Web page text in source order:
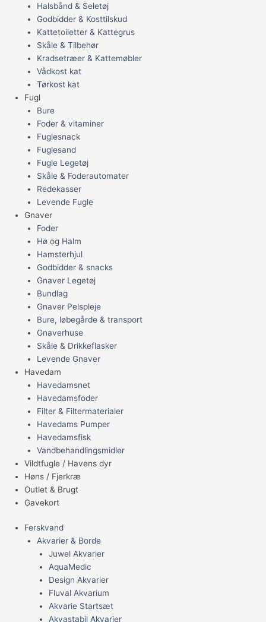
Halsbånd & Seletøj
Godbidder & Kosttilskud
Kattetoiletter & Kattegrus
Skåle & Tilbehør
Kradsetræer & Kattemøbler
Vådkost kat
Tørkost kat
Fugl
Bure
Foder & vitaminer
Fuglesnack
Fuglesand
Fugle Legetøj
Skåle & Foderautomater
Redekasser
Levende Fugle
Gnaver
Foder
Hø og Halm
Hamsterhjul
Godbidder & snacks
Gnaver Legetøj
Bundlag
Gnaver Pelspleje
Bure, løbegårde & transport
Gnaverhuse
Skåle & Drikkeflasker
Levende Gnaver
Havedam
Havedamsnet
Havedamsfoder
Filter & Filtermaterialer
Havedams Pumper
Havedamsfisk
Vandbehandlingsmidler
Vildtfugle / Havens dyr
Høns / Fjerkræ
Outlet & Brugt
Gavekort
Ferskvand
Akvarier & Borde
Juwel Akvarier
AquaMedic
Design Akvarier
Fluval Akvarium
Akvarie Startsæt
Akvastabil Akvarier